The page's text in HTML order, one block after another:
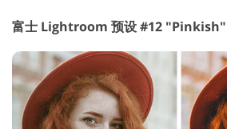
富士 Lightroom 预设 #12 "Pinkish"